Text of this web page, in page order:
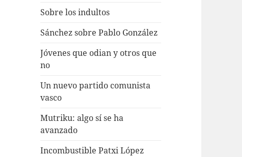
Sobre los indultos
Sánchez sobre Pablo González
Jóvenes que odian y otros que
no
Un nuevo partido comunista
vasco
Mutriku: algo sí se ha
avanzado
Incombustible Patxi López